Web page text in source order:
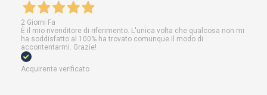
2 Giorni Fa
È il mio rivenditore di riferimento. L'unica volta che qualcosa non mi
ha soddisfatto al 100% ha trovato comunque il modo di
accontentarmi. Grazie!
Acquirente verificato